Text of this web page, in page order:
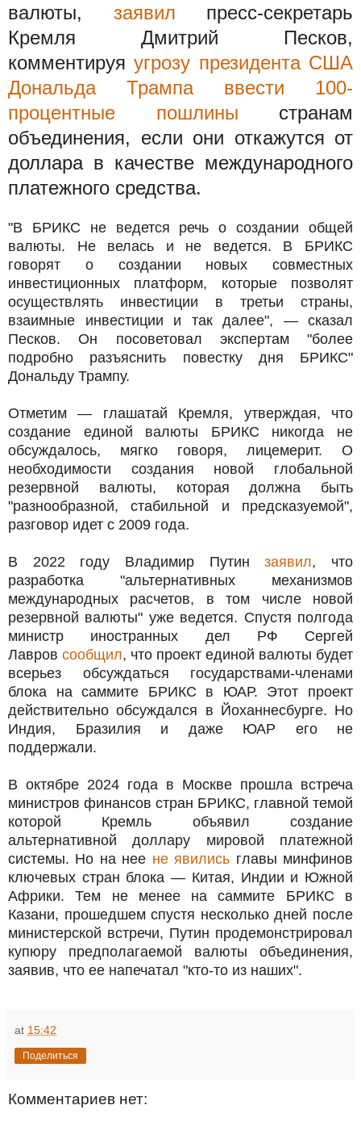
валюты, заявил
пресс-секретарь
Кремля Дмитрий Песков,
комментируя угрозу президента США
Дональда Трампа ввести 100-
процентные пошлины
странам
объединения, если они откажутся от
доллара в качестве международного
платежного средства.
"В БРИКС не ведется речь о создании общей
валюты. Не велась и не ведется. В БРИКС
говорят о создании новых совместных
инвестиционных платформ, которые позволят
осуществлять инвестиции в третьи страны,
взаимные инвестиции и так далее", — сказал
Песков. Он посоветовал экспертам "более
подробно разъяснить повестку дня БРИКС"
Дональду Трампу.
Отметим — глашатай Кремля, утверждая, что
создание единой валюты БРИКС никогда не
обсуждалось, мягко говоря, лицемерит. О
необходимости создания новой глобальной
резервной валюты, которая должна быть
"разнообразной, стабильной и предсказуемой",
разговор идет с 2009 года.
В 2022 году Владимир Путинзаявил, что
разработка "альтернативных механизмов
международных расчетов, в том числе новой
резервной валюты" уже ведется. Спустя полгода
министр иностранных дел РФ Сергей
Лавров сообщил, что проект единой валюты будет
всерьез обсуждаться государствами-членами
блока на саммите БРИКС в ЮАР. Этот проект
действительно обсуждался в Йоханнесбурге. Но
Индия, Бразилия и даже ЮАР его не
поддержали.
В октябре 2024 года в Москве прошла встреча
министров финансов стран БРИКС, главной темой
которой Кремль объявил создание
альтернативной доллару мировой платежной
системы. Но на нее не явились главы минфинов
ключевых стран блока — Китая, Индии и Южной
Африки. Тем не менее на саммите БРИКС в
Казани, прошедшем спустя несколько дней после
министерской встречи, Путин продемонстрировал
купюру предполагаемой валюты объединения,
заявив, что ее напечатал "кто-то из наших".
at 15:42
Поделиться
Комментариев нет: